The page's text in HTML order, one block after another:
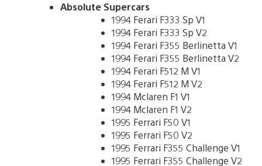
Absolute Supercars
1994 Ferari F333 Sp V1
1994 Ferari F333 Sp V2
1994 Ferari F355 Berlinetta V1
1994 Ferari F355 Berlinetta V2
1994 Ferari F512 M V1
1994 Ferari F512 M V2
1994 Mclaren F1 V1
1994 Mclaren F1 V2
1995 Ferrari F50 V1
1995 Ferrari F50 V2
1995 Ferrari F355 Challenge V1
1995 Ferrari F355 Challenge V2